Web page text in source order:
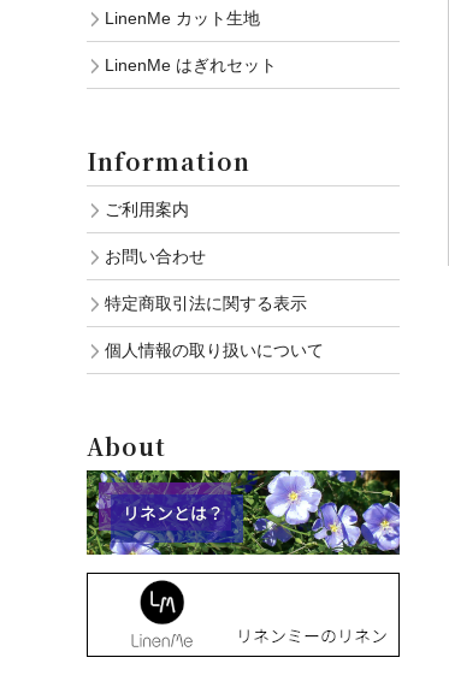
LinenMe カット生地
LinenMe はぎれセット
Information
ご利用案内
お問い合わせ
特定商取引法に関する表示
個人情報の取り扱いについて
About